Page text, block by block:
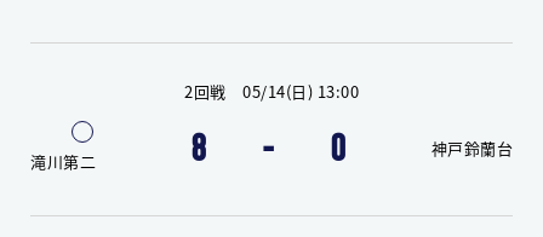
2回戦 05/14(日) 13:00
滝川第二 8 - 0 神戸鈴蘭台